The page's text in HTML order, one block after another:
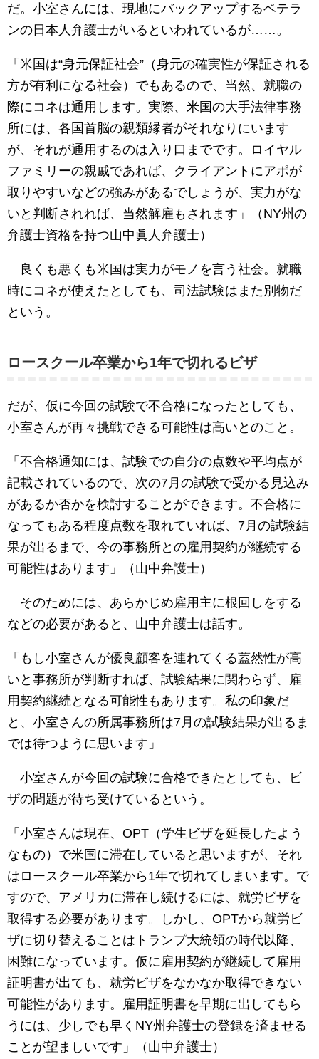
だ。小室さんには、現地にバックアップするベテラ
ンの日本人弁護士がいるといわれているが……。
「米国は“身元保証社会”（身元の確実性が保証される
方が有利になる社会）でもあるので、当然、就職の
際にコネは通用します。実際、米国の大手法律事務
所には、各国首脳の親類縁者がそれなりにいます
が、それが通用するのは入り口までです。ロイヤル
ファミリーの親戚であれば、クライアントにアポが
取りやすいなどの強みがあるでしょうが、実力がな
いと判断されれば、当然解雇もされます」（NY州の
弁護士資格を持つ山中眞人弁護士）
良くも悪くも米国は実力がモノを言う社会。就職
時にコネが使えたとしても、司法試験はまた別物だ
という。
ロースクール卒業から1年で切れるビザ
だが、仮に今回の試験で不合格になったとしても、
小室さんが再々挑戦できる可能性は高いとのこと。
「不合格通知には、試験での自分の点数や平均点が
記載されているので、次の7月の試験で受かる見込み
があるか否かを検討することができます。不合格に
なってもある程度点数を取れていれば、7月の試験結
果が出るまで、今の事務所との雇用契約が継続する
可能性はあります」（山中弁護士）
そのためには、あらかじめ雇用主に根回しをする
などの必要があると、山中弁護士は話す。
「もし小室さんが優良顧客を連れてくる蓋然性が高
いと事務所が判断すれば、試験結果に関わらず、雇
用契約継続となる可能性もあります。私の印象だ
と、小室さんの所属事務所は7月の試験結果が出るま
では待つように思います」
小室さんが今回の試験に合格できたとしても、ビ
ザの問題が待ち受けているという。
「小室さんは現在、OPT（学生ビザを延長したよう
なもの）で米国に滞在していると思いますが、それ
はロースクール卒業から1年で切れてしまいます。で
すので、アメリカに滞在し続けるには、就労ビザを
取得する必要があります。しかし、OPTから就労ビ
ザに切り替えることはトランプ大統領の時代以降、
困難になっています。仮に雇用契約が継続して雇用
証明書が出ても、就労ビザをなかなか取得できない
可能性があります。雇用証明書を早期に出してもら
うには、少しでも早くNY州弁護士の登録を済ませる
ことが望ましいです」（山中弁護士）